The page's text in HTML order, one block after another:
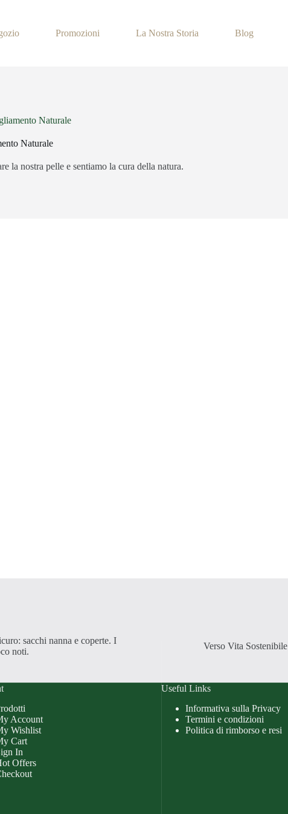
Promozioni La Nostra Storia Blog
Naturale
Naturale
la nostra pelle e sentiamo la cura della natura.
sacchi nanna e coperte. I
noti.
Verso Vita Sostenibile
Account
Wishlist
Cart
In
Offers
Useful Links
Informativa sulla Privacy
Termini e condizioni
Politica di rimborso e resi